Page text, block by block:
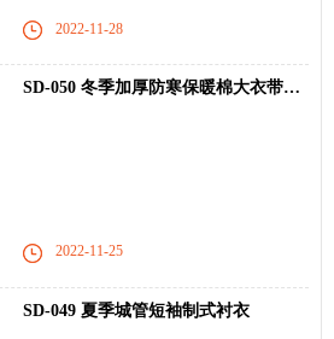
2022-11-28
SD-050 冬季加厚防寒保暖棉大衣带毛领棉服
2022-11-25
SD-049 夏季城管短袖制式衬衣